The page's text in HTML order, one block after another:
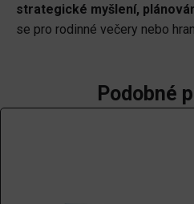
strategické myšlení,
se pro rodinné večery nebo
Podobné